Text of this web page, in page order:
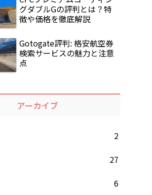
グダブルGの評判とは？特
徴や価格を徹底解説
Gotogate評判: 格安航空券
検索サービスの魅力と注意
点
アーカイブ
2
27
6